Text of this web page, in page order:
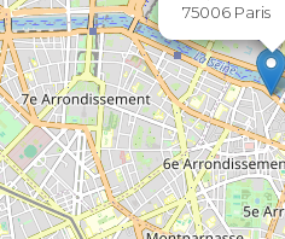
75006 Paris